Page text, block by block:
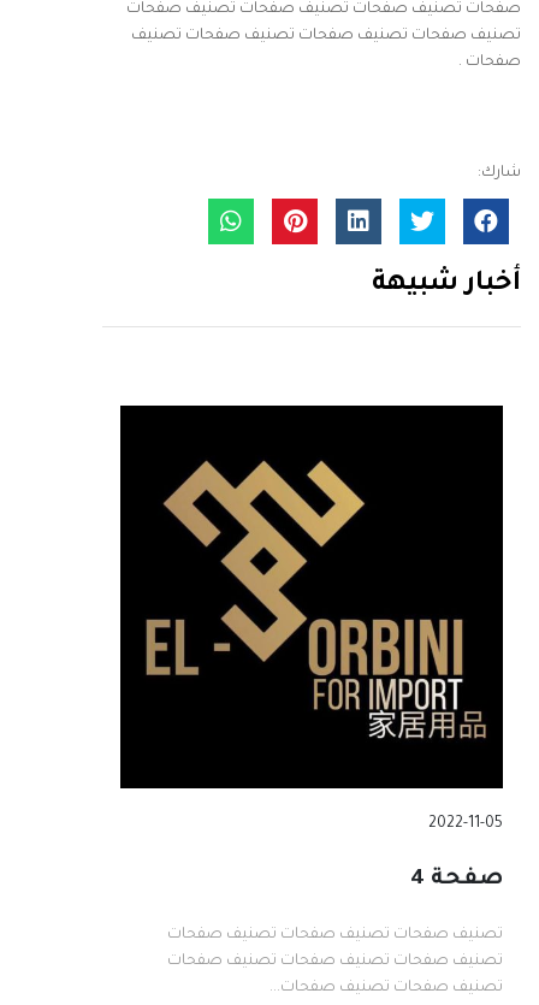
صفحات تصنيف صفحات تصنيف صفحات تصنيف صفحات
تصنيف صفحات تصنيف صفحات تصنيف صفحات تصنيف
صفحات .
شارك:
أخبار شبيهة
2022-11-05
صفحة 4
تصنيف صفحات تصنيف صفحات تصنيف صفحات
تصنيف صفحات تصنيف صفحات تصنيف صفحات
تصنيف صفحات تصنيف صفحات...